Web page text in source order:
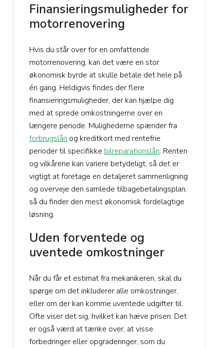
Finansieringsmuligheder for
motorrenovering
Hvis du står over for en omfattende
motorrenovering, kan det være en stor
økonomisk byrde at skulle betale det hele på
én gang. Heldigvis findes der flere
finansieringsmuligheder, der kan hjælpe dig
med at sprede omkostningerne over en
længere periode. Mulighederne spænder fra
forbrugslån og kreditkort med rentefrie
perioder til specifikke bilreparationslån. Renten
og vilkårene kan variere betydeligt, så det er
vigtigt at foretage en detaljeret sammenligning
og overveje den samlede tilbagebetalingsplan,
så du finder den mest økonomisk fordelagtige
løsning.
Uden forventede og
uventede omkostninger
Når du får et estimat fra mekanikeren, skal du
spørge om det inkluderer alle omkostninger,
eller om der kan komme uventede udgifter til.
Ofte viser det sig, hvilket kan hæve prisen. Det
er også værd at tænke over, at visse
forbedringer eller opgraderinger, som du